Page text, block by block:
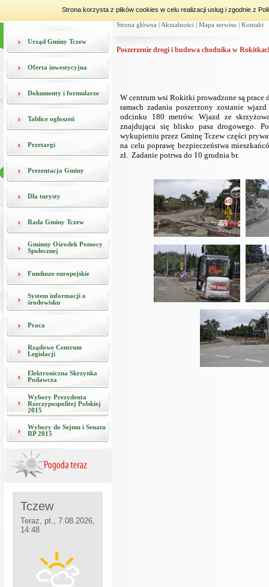
Strona korzysta z plików cookies w celu realizacji usług i zgodnie z
Urząd Gminy Tczew
Oferta inwestycyjna
Dokumenty i formularze
Tablice ogłoszeń
Przetargi
Prezentacja Gminy
Dla turysty
Rada Gminy Tczew
Gminny Ośrodek Pomocy
Społecznej
Fundusze europejskie
System informacji o
środowisku
Praca
Rządowe Centrum
Legislacji
Elektroniczna Skrzynka
Podawcza
Wybory Prezydenta
Rzeczypospolitej Polskiej
2015
Wybory do Sejmu i Senatu
RP 2015
Strona główna Aktualności Mapa serwisu Kontakt
Poszerzenie drogi i budowa chodnika w
W centrum wsi Rokitki prowadzone są
ramach zadania poszerzony zostanie
odcinku 180 metrów. Wjazd ze
znajdująca się blisko pasa drogowego.
wykupieniu przez Gminę Tczew części
na celu poprawę bezpieczeństwa
zł. Zadanie potrwa do 10 grudnia br.